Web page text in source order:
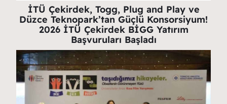
İTÜ Çekirdek, Togg, Plug and Play ve
Düzce Teknopark’tan Güçlü Konsorsiyum!
2026 İTÜ Çekirdek BİGG Yatırım
Başvuruları Başladı